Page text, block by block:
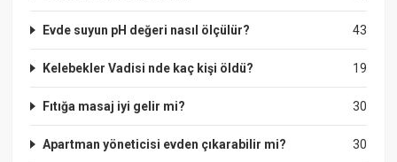
43
Evde suyun pH değeri nasıl ölçülür?
19
Kelebekler Vadisi nde kaç kişi öldü?
30
Fıtığa masaj iyi gelir mi?
30
Apartman yöneticisi evden çıkarabilir mi?